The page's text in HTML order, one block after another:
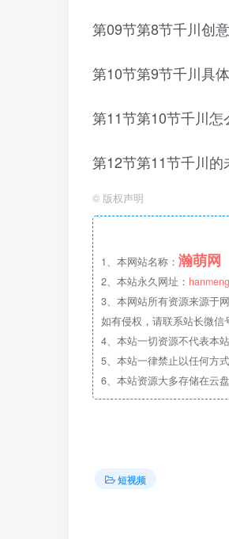
第09节第8节千川创
第10节第9节千川具
第11节第10节千川
第12节第11节千川
© 版权声明
1、本网站名称： 瀚萌网
2、本站永久网址：
3、本网站所有资源来源于
如有侵权，请联系站长微信
4、本站一切资源不代表本
5、本站一律禁止以任何方
6、本站资源大多存储在云
短视频